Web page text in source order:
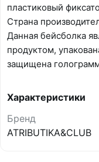
пластиковый
Страна
Данная бейсболка
продуктом,
защищена
Характеристики
Бренд
ATRIBUTIKA&CLUB